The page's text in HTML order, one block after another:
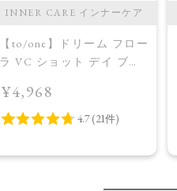
INNER CARE インナーケア
【to/one】ドリーム フロー
ラ VC ショット デイ ブラ
品＞
¥4,968